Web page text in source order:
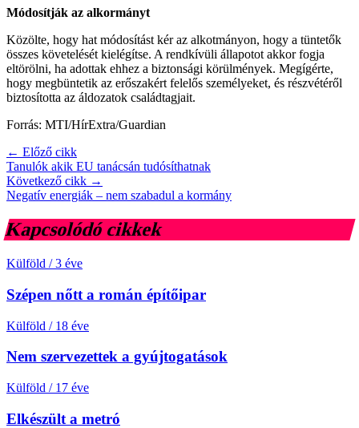
Módosítják az alkormányt
Közölte, hogy hat módosítást kér az alkotmányon, hogy a tüntetők
összes követelését kielégítse. A rendkívüli állapotot akkor fogja
eltörölni, ha adottak ehhez a biztonsági körülmények. Megígérte,
hogy megbüntetik az erőszakért felelős személyeket, és részvétéről
biztosította az áldozatok családtagjait.
Forrás: MTI/HírExtra/Guardian
← Előző cikk
Tanulók akik EU tanácsán tudósíthatnak
Következő cikk →
Negatív energiák – nem szabadul a kormány
Kapcsolódó cikkek
Külföld / 3 éve
Szépen nőtt a román építőipar
Külföld / 18 éve
Nem szervezettek a gyújtogatások
Külföld / 17 éve
Elkészült a metró